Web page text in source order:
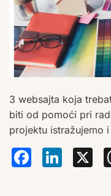
3 websajta koja
biti od pomoći pri
projektu istražujemo